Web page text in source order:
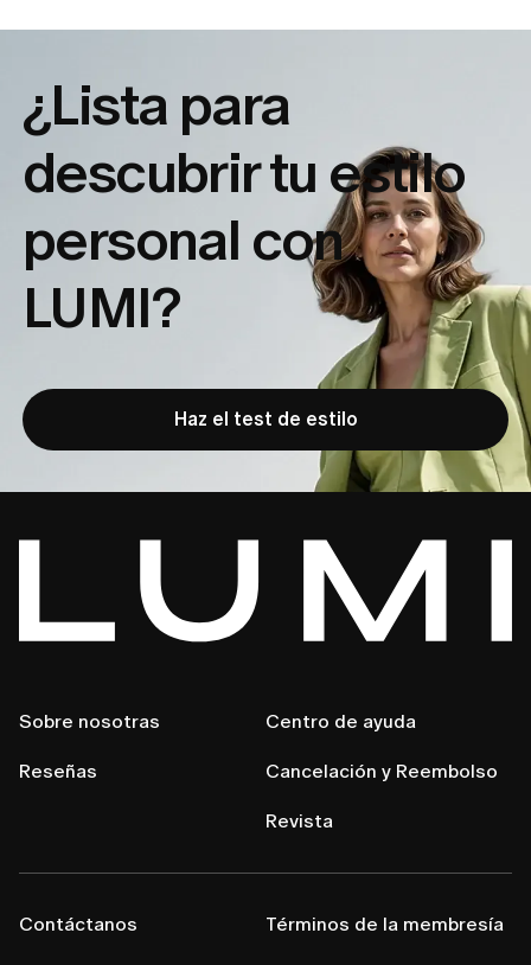
¿Lista para
descubrir tu estilo
personal con
LUMI?
Haz el test de estilo
Sobre nosotras
Reseñas
Centro de ayuda
Cancelación y Reembolso
Revista
Contáctanos Términos de la membresía